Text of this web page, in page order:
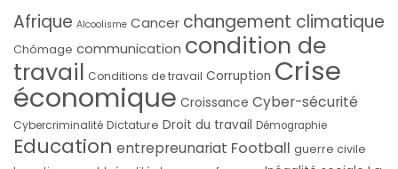
Afrique Alcoolisme Cancer changement climatique
Chômage communication condition de
travail Conditions de travail Corruption Crise
économique Croissance Cyber-sécurité
Cybercriminalité Dictature Droit du travail Démographie
Education entrepreunariat Football guerre civile